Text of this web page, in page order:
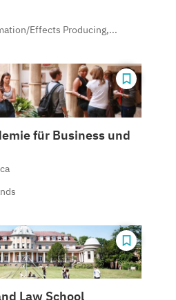
Effects Producing,...
für Business und
Law School